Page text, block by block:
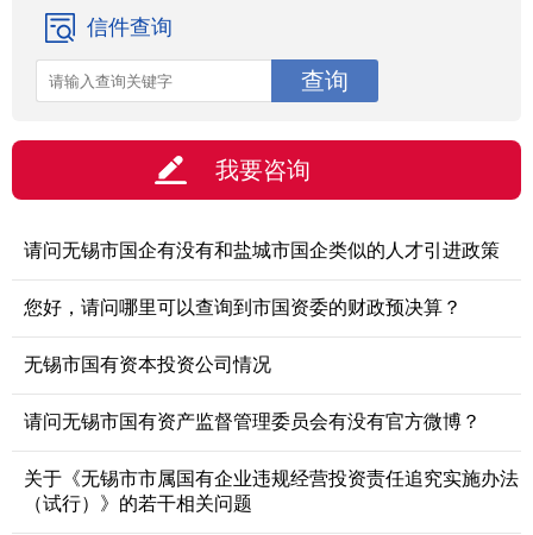
信件查询
我要咨询
请问无锡市国企有没有和盐城市国企类似的人才引进政策
您好，请问哪里可以查询到市国资委的财政预决算？
无锡市国有资本投资公司情况
请问无锡市国有资产监督管理委员会有没有官方微博？
关于《无锡市市属国有企业违规经营投资责任追究实施办法
（试行）》的若干相关问题